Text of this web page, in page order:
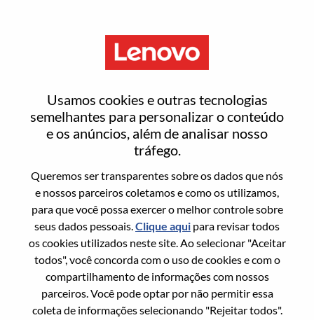
Usamos cookies e outras tecnologias
semelhantes para personalizar o conteúdo
e os anúncios, além de analisar nosso
tráfego.
Queremos ser transparentes sobre os dados que nós
e nossos parceiros coletamos e como os utilizamos,
para que você possa exercer o melhor controle sobre
seus dados pessoais.Clique aqui para revisar todos
os cookies utilizados neste site. Ao selecionar "Aceitar
todos", você concorda com o uso de cookies e com o
compartilhamento de informações com nossos
parceiros. Você pode optar por não permitir essa
coleta de informações selecionando "Rejeitar todos".
Redefinir senha
Tem certeza que deseja redefinir sua
Enter the email address associated with your
account, then click "Continue".
Vamos enviar por email um link para você
redefinir sua senha.